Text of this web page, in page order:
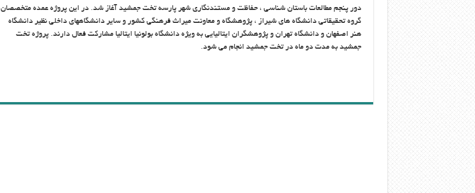
دور پنجم مطالعات باستان شناسی ، حفاظت و مستندنگاری شهر پارسه تخت جمشید آغاز شد. در این پروژه عمده متخصصان
گروه تحقیقاتی دانشگاه های شیراز ، پژوهشگاه و معاونت میراث فرهنگی کشور و سایر دانشگاههای داخلی نظیر دانشگاه
هنر اصفهان و دانشگاه تهران و پژوهشگران ایتالیایی به ویژه دانشگاه بولونیا ایتالیا مشارکت فعال دارند. پروژه تخت
جمشید به مدت دو ماه در تخت جمشید انجام می شود.